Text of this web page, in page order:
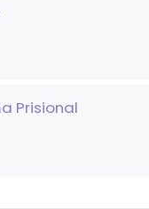
Prisional